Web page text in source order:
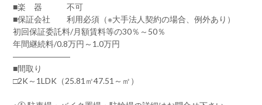
■楽 器 不可
■保証会社 利用必須（※大手法人契約の場合、例外あり）
初回保証委託料/月額賃料等の30％～50％
年間継続料/0.8万円～1.0万円
―――――――
■間取り
□2K～1LDK（25.81㎡47.51～㎡）